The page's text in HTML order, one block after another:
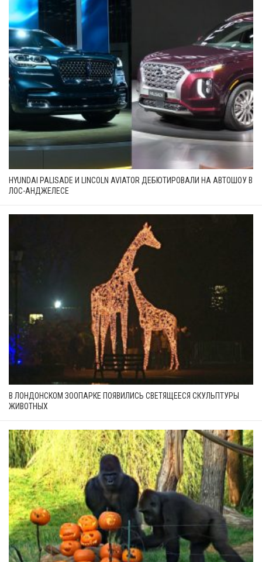
HYUNDAI PALISADE И LINCOLN AVIATOR ДЕБЮТИРОВАЛИ НА АВТОШОУ В
ЛОС-АНДЖЕЛЕСЕ
В ЛОНДОНСКОМ ЗООПАРКЕ ПОЯВИЛИСЬ СВЕТЯЩЕЕСЯ СКУЛЬПТУРЫ
ЖИВОТНЫХ